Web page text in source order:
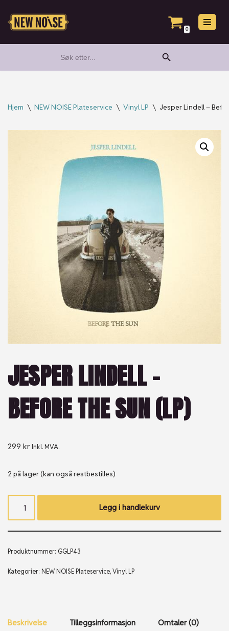
Hopp
0
for:
Search Button
Hjem \ NEW NOISE Plateservice \ Vinyl LP \ Jesper Lindell –
JESPER LINDELL –
BEFORE THE SUN (LP)
299 kr Inkl. MVA.
2 på lager (kan også restbestilles)
Legg i handlekurv
Produktnummer: GGLP43
Kategorier: NEW NOISE Plateservice,Vinyl LP
Beskrivelse Tilleggsinformasjon Omtaler (0)